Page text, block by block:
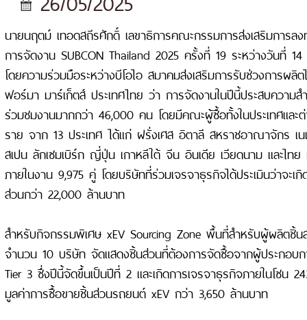
นายนฤตม์ เทอดสถีรศักดิ์ เลขาธิการคณะกรรมการส่งเสริมการล
การจัดงาน SUBCON Thailand 2025 ครั้งที่ 19 ระหว่างวันที่
โดยความร่วมมือระหว่างบีโอไอ สมาคมส่งเสริมการรับช่วงการผ
ฟอร์มา มาร์เก็ตส์ ประเทศไทย ว่า การจัดงานในปีนี้ประสบความส
ร่วมชมงานมากกว่า 46,000 คน โดยมีคณะผู้ซื้อทั้งในประเทศและ
ราย จาก 13 ประเทศ ได้แก่ ฝรั่งเศส อิตาลี สหราชอาณาจักร เน
สเปน ลักเซมเบิร์ก ญี่ปุ่น เกาหลีใต้ จีน อินเดีย เวียดนาม และไทย
ภายในงาน 9,975 คู่ โดยบริษัทที่ร่วมเจรจาธุรกิจได้ประเมินว่าจะเ
ส่วนกว่า 22,000 ล้านบาท
สำหรับกิจกรรมพิเศษ xEV Sourcing Zone พื้นที่สำหรับผู้ผลิตชิ้
จำนวน 10 บริษัท จัดแสดงชิ้นส่วนที่ต้องการจัดซื้อจากผู้ประกอบก
Tier 3 ซึ่งปีนี้จัดขึ้นเป็นปีที่ 2 และเกิดการเจรจาธุรกิจภายในโซน
มูลค่าการซื้อขายชิ้นส่วนรถยนต์ xEV กว่า 3,650 ล้านบาท